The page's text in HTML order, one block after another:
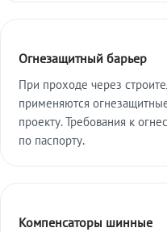
Огнезащитный барьер
При проходе через
применяются
проекту. Требования к
по паспорту.
Компенсаторы шинные